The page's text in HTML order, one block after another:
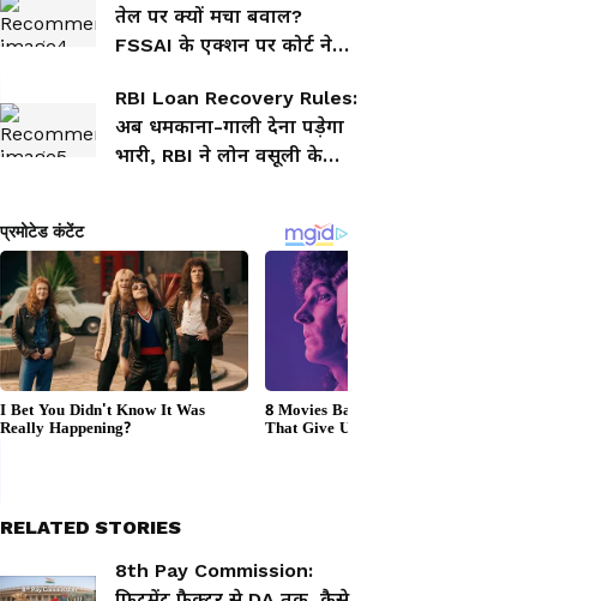
तेल पर क्यों मचा बवाल?
FSSAI के एक्शन पर कोर्ट ने
पूरा विवाद
RBI Loan Recovery Rules:
अब धमकाना-गाली देना पड़ेगा
भारी, RBI ने लोन वसूली के
RELATED STORIES
8th Pay Commission: